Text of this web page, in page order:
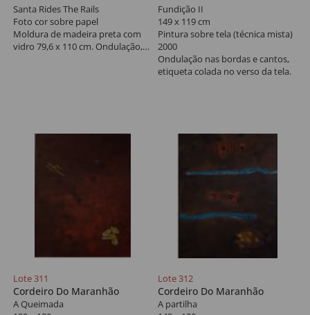
Santa Rides The Rails
Foto cor sobre papel
Moldura de madeira preta com
vidro 79,6 x 110 cm. Ondulação,
Fundição II
149 x 119 cm
Pintura sobre tela (técnica mista)
2000
Ondulação nas bordas e cantos,
etiqueta colada no verso da tela.
Lote 311
Cordeiro Do Maranhão
A Queimada
Lote 312
Cordeiro Do Maranhão
A partilha